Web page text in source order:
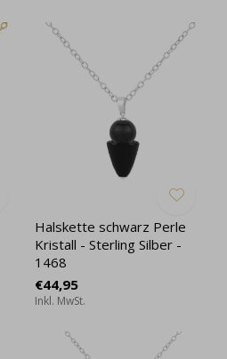
Halskette schwarz Perle
Kristall - Sterling Silber -
1468
€44,95
Inkl. MwSt.